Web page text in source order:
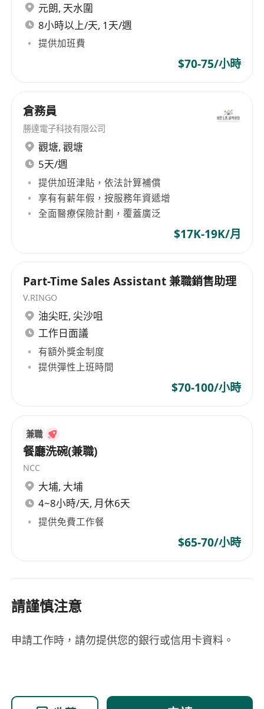
元朗, 天水圍
8小時以上/天, 1天/週
提供加班費
$70-75/小時
倉務員
勝達電子科技有限公司
觀塘, 觀塘
5天/週
提供加班津貼，依法計算補償
享有有薪年假，按服務年資遞增
全面醫療保險計劃，覆蓋廣泛
$17K-19K/月
Part-Time Sales Assistant 兼職銷售助理
V.RINGO
油尖旺, 尖沙咀
工作日面議
有額外獎金制度
提供彈性上班時間
$70-100/小時
兼職
餐廳洗碗(兼職)
NCC
大埔, 大埔
4~8小時/天, 月休6天
提供免費工作餐
$65-70/小時
請謹慎注意
申請工作時，請勿提供您的銀行或信用卡資料。